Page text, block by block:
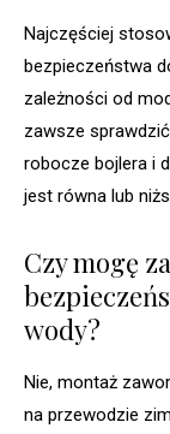
Najczęściej
bezpieczeństwa
zależności od
zawsze
robocze bojlera i
jest równa lub
Czy mogę
wody?
Nie, montaż
na przewodzie